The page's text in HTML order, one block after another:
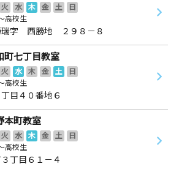
火 水 木 金 土
日
高校生
瑞字 西勝地 ２９８－８
町七丁目教室
火 水 木 金 土
日
高校生
目４０番地６
本町教室
火 水 木 金 土
日
高校生
丁目６１－４